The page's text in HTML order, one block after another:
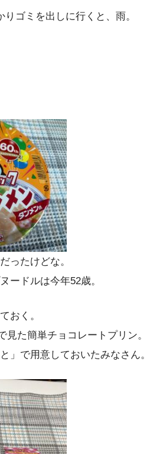
ゴミを出しに行くと、雨。
ったけどな。
ードルは今年52歳。
おく。
見た簡単チョコレートプリン。
」で用意しておいたみなさん。